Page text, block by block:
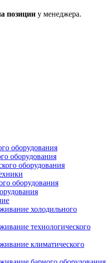
позиции у менеджера.
оборудования
оборудования
оборудования
оборудования
холодильного
технологического
климатического